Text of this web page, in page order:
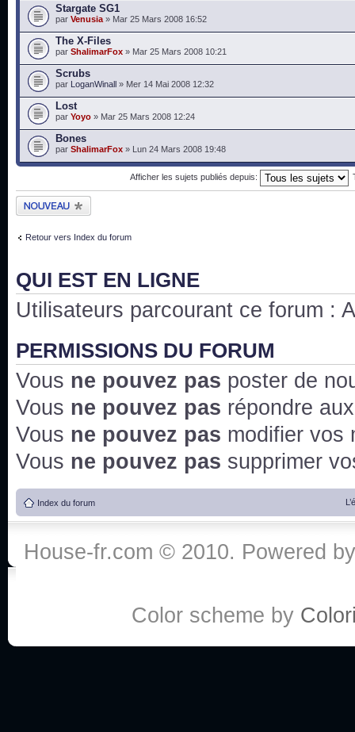
Stargate SG1
par Venusia » Mar 25 Mars 2008 16:52
The X-Files
par ShalimarFox » Mar 25 Mars 2008 10:21
Scrubs
par LoganWinall » Mer 14 Mai 2008 12:32
Lost
par Yoyo » Mar 25 Mars 2008 12:24
Bones
par ShalimarFox » Lun 24 Mars 2008 19:48
Afficher les sujets publiés depuis:
Publier un nouveau
sujet
Retour vers Index du forum
QUI EST EN LIGNE
Utilisateurs parcourant ce forum :
PERMISSIONS DU FORUM
Vous ne pouvez pas poster de
Vous ne pouvez pas répondre
Vous ne pouvez pas modifier vos
Vous ne pouvez pas supprimer
Index du forum
House-fr.com © 2010. Powered
Color scheme by